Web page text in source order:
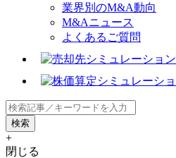
業界別のM&A動向
M&Aニュース
よくあるご質問
+
閉じる